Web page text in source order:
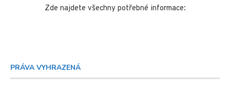
Zde najdete všechny potřebné informace: